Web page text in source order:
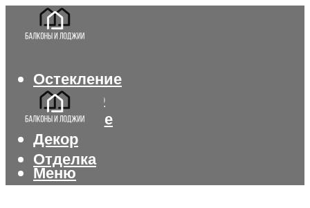
Остекление
Интерьер
Утепление
Декор
Отделка
Меню